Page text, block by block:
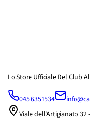
Lo Store Ufficiale Del Club
045 6351534
Viale dell'Artigianato 32